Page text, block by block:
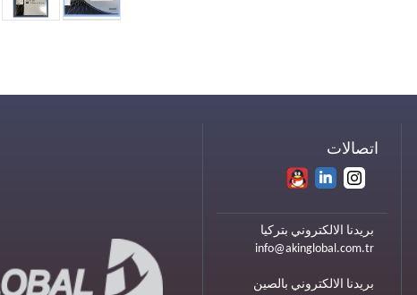
اتصالات
بريدنا الالكتروني بتركيا
info@akinglobal.com.tr
بريدنا الالكتروني بالصين